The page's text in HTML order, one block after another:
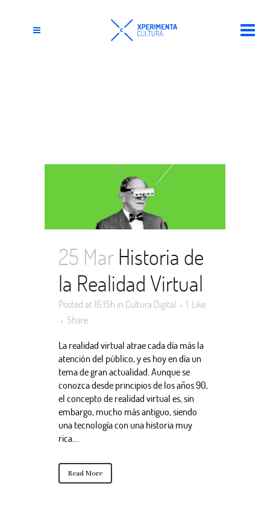
25 MarHistoria de
la Realidad Virtual
Posted at 16:15h in Cultura Digital 1 Like
Share
La realidad virtual atrae cada día más la
atención del público, y es hoy en día un
tema de gran actualidad. Aunque se
conozca desde principios de los años 90,
el concepto de realidad virtual es, sin
embargo, mucho más antiguo, siendo
una tecnología con una historia muy
rica....
Read More